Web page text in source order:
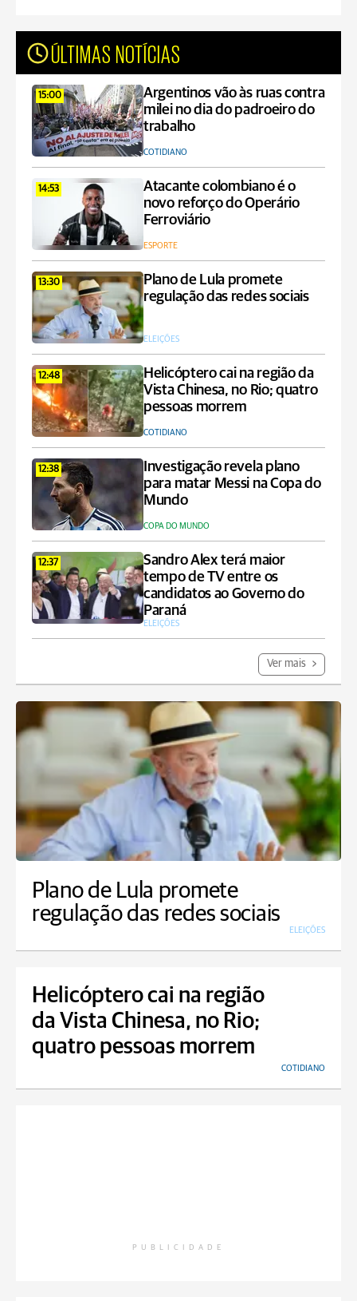
ÚLTIMAS NOTÍCIAS
15:00
Argentinos vão às ruas contra
milei no dia do padroeiro do
trabalho
COTIDIANO
14:53
Atacante colombiano é o
novo reforço do Operário
Ferroviário
ESPORTE
13:30
Plano de Lula promete
regulação das redes sociais
ELEIÇÕES
12:48
Helicóptero cai na região da
Vista Chinesa, no Rio; quatro
pessoas morrem
COTIDIANO
12:38
Investigação revela plano
para matar Messi na Copa do
Mundo
COPA DO MUNDO
12:37
Sandro Alex terá maior
tempo de TV entre os
candidatos ao Governo do
Paraná
ELEIÇÕES
Ver mais
Plano de Lula promete
regulação das redes sociais
ELEIÇÕES
Helicóptero cai na região
da Vista Chinesa, no Rio;
quatro pessoas morrem
COTIDIANO
PUBLICIDADE